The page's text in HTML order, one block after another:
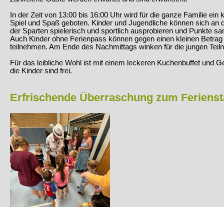
In der Zeit von 13:00 bis 16:00 Uhr wird für die ganze Familie ein
Spiel und Spaß geboten. Kinder und Jugendliche können sich an
der Sparten spielerisch und sportlich ausprobieren und Punkte
Auch Kinder ohne Ferienpass können gegen einen kleinen
teilnehmen. Am Ende des Nachmittags winken für die jungen
Für das leibliche Wohl ist mit einem leckeren Kuchenbuffet und
die Kinder sind frei.
Erfrischende Überraschung zum